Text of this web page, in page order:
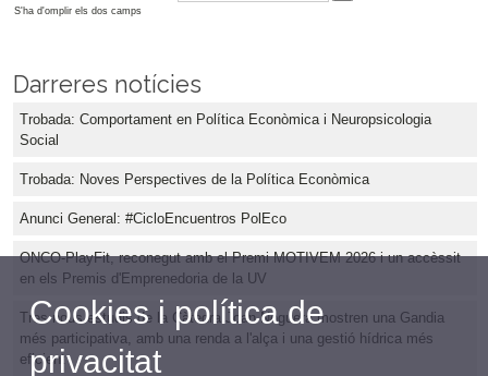
S'ha d'omplir els dos camps
Darreres notícies
Trobada: Comportament en Política Econòmica i Neuropsicologia
Social
Trobada: Noves Perspectives de la Política Econòmica
Anunci General: #CicloEncuentros PolEco
ONCO-PlayFit, reconegut amb el Premi MOTIVEM 2026 i un accèssit
en els Premis d'Emprenedoria de la UV
Tres nous estudis de la Càtedra Joan Noguera mostren una Gandia
més participativa, amb una renda a l'alça i una gestió hídrica més
eficient
Cookies i política de
privacitat